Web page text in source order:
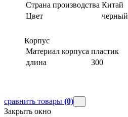
Страна производства Китай
Цвет
черный
Корпус
Материал корпуса пластик
длина
300
сравнить товары (0)
Закрыть окно